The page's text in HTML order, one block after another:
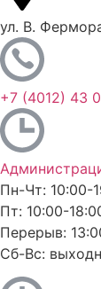
ул. В.
+7 (4012) 43
Пн-Чт: 10:00-
Пт: 10:00-
Перерыв:
Сб-Вс: